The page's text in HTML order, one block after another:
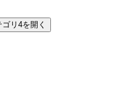
ゴリ4を開く